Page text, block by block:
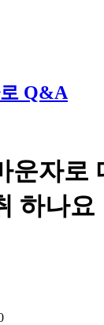
Q&A
운자로
하나요